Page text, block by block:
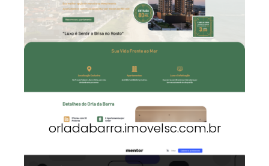
orladabarra.imovelsc.com.br